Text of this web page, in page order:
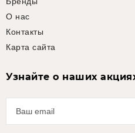
О нас
Контакты
Карта сайта
Узнайте о наших